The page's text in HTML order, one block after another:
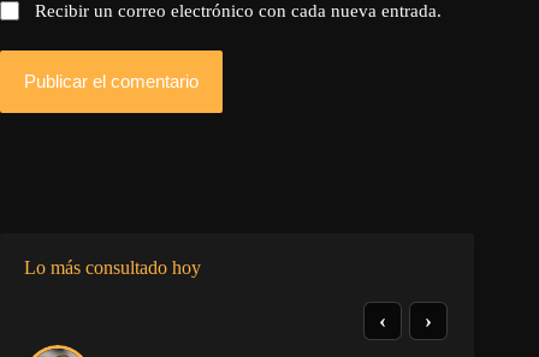
Recibir un correo electrónico con cada nueva entrada.
Publicar el comentario
Lo más consultado hoy
‹ ›